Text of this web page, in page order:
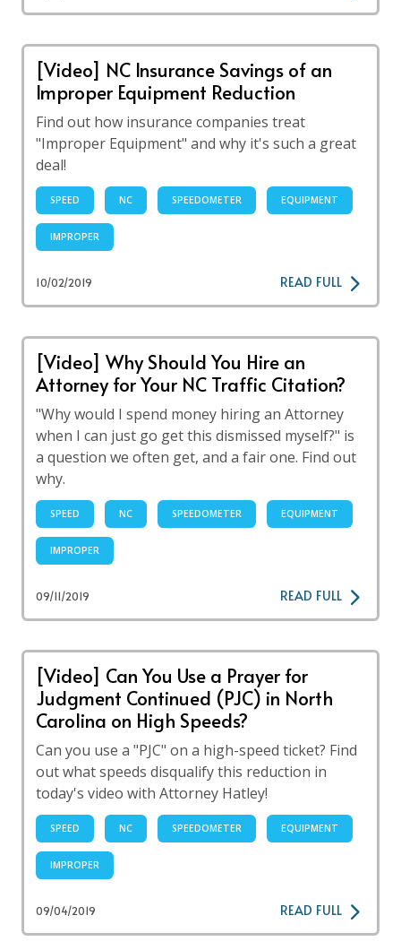
[Video] NC Insurance Savings of an
Improper Equipment Reduction
Find out how insurance companies treat
"Improper Equipment" and why it's such a great
deal!
SPEED NC SPEEDOMETER EQUIPMENT
IMPROPER
10/02/2019 READ FULL
[Video] Why Should You Hire an
Attorney for Your NC Traffic Citation?
"Why would I spend money hiring an Attorney
when I can just go get this dismissed myself?" is
a question we often get, and a fair one. Find out
why.
SPEED NC SPEEDOMETER EQUIPMENT
IMPROPER
09/11/2019 READ FULL
[Video] Can You Use a Prayer for
Judgment Continued (PJC) in North
Carolina on High Speeds?
Can you use a "PJC" on a high-speed ticket? Find
out what speeds disqualify this reduction in
today's video with Attorney Hatley!
SPEED NC SPEEDOMETER EQUIPMENT
IMPROPER
09/04/2019 READ FULL